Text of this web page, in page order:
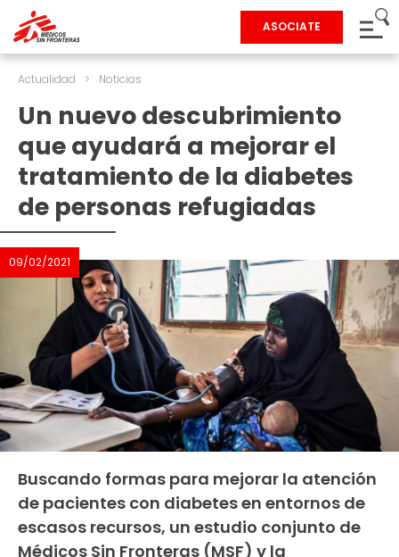
ASOCIATE
Actualidad > Noticias
Un nuevo descubrimiento
que ayudará a mejorar el
tratamiento de la diabetes
de personas refugiadas
09/02/2021
Buscando formas para mejorar la atención
de pacientes con diabetes en entornos de
escasos recursos, un estudio conjunto de
Médicos Sin Fronteras (MSF) y la